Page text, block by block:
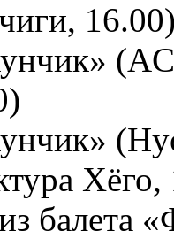
Хёго,
балета